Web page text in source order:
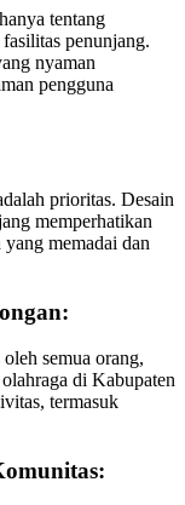
tentang
penunjang.
nyaman
pengguna
prioritas. Desain
memperhatikan
yang memadai dan
semua orang,
di Kabupaten
termasuk